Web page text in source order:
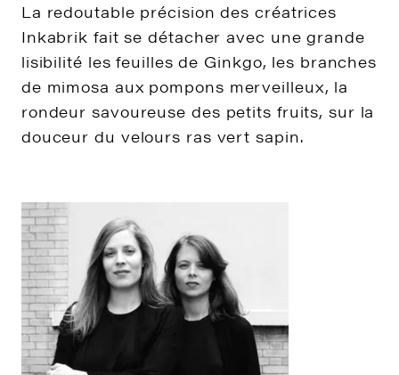
La redoutable précision des créatrices
Inkabrik fait se détacher avec une grande
lisibilité les feuilles de Ginkgo, les branches
de mimosa aux pompons merveilleux, la
rondeur savoureuse des petits fruits, sur la
douceur du velours ras vert sapin.